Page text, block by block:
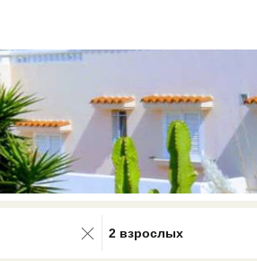
0 results available. Select
2 взрослых